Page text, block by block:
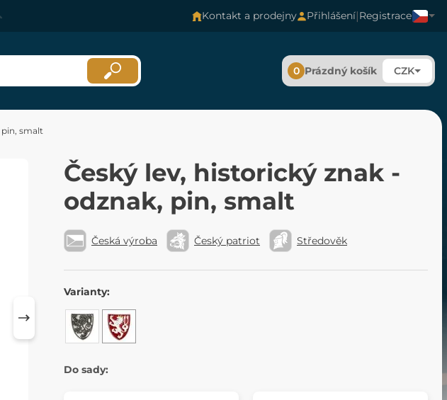
Kontakt a prodejny Přihlášení|Registrace
0 Prázdný košík CZK
pin, smalt
Český lev, historický znak -
odznak, pin, smalt
Česká výroba Český patriot Středověk
Varianty:
Do sady: